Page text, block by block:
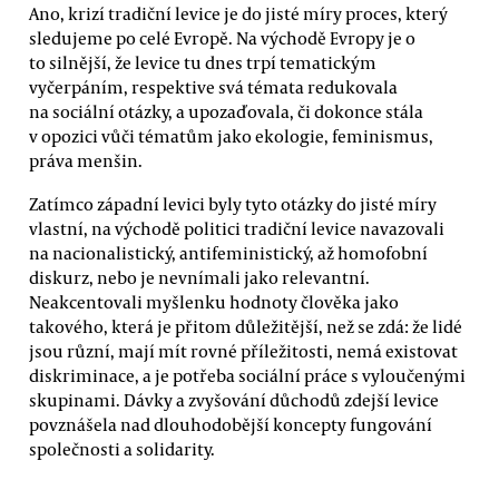
Ano, krizí tradiční levice je do jisté míry proces, který
sledujeme po celé Evropě. Na východě Evropy je o
to silnější, že levice tu dnes trpí tematickým
vyčerpáním, respektive svá témata redukovala
na sociální otázky, a upozaďovala, či dokonce stála
v opozici vůči tématům jako ekologie, feminismus,
práva menšin.
Zatímco západní levici byly tyto otázky do jisté míry
vlastní, na východě politici tradiční levice navazovali
na nacionalistický, antifeministický, až homofobní
diskurz, nebo je nevnímali jako relevantní.
Neakcentovali myšlenku hodnoty člověka jako
takového, která je přitom důležitější, než se zdá: že lidé
jsou různí, mají mít rovné příležitosti, nemá existovat
diskriminace, a je potřeba sociální práce s vyloučenými
skupinami. Dávky a zvyšování důchodů zdejší levice
povznášela nad dlouhodobější koncepty fungování
společnosti a solidarity.